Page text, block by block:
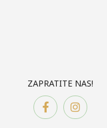
ZAPRATITE NAS!